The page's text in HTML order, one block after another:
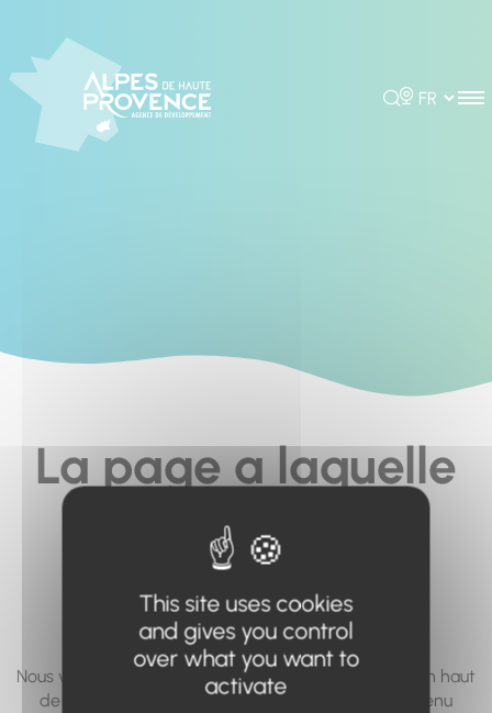
Rechercher
Choisir la
La page a laquelle
vous cherchez à
accéder n'existe
pas... ou plus.
Nous vous invitons à utiliser le moteur de recherche en haut
de page, ou à utiliser le menu pour trouver le contenu
This site uses cookies
and gives you control
over what you want to
activate